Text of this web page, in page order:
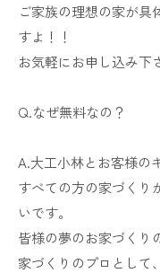
ご家族の理想の家が具
すよ！！
お気軽にお申し込み下
Q.なぜ無料なの？
A.大工小林とお客様の
すべての方の家づくり
いです。
皆様の夢のお家づくり
家づくりのプロとして